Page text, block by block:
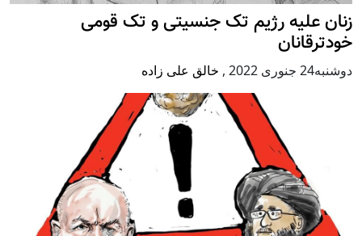
زنان علیه رژيم تک جنسیتی و تک قومی
خودترقانان
دوشنبه24 جنوری 2022 , خالق علی زاده